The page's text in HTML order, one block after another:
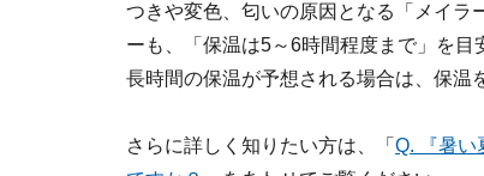
つきや変色、匂いの原因となる「メイラ
ーも、「保温は5～6時間程度まで」を目
長時間の保温が予想される場合は、保温
さらに詳しく知りたい方は、「 Q. 『暑い